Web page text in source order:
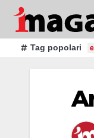
Salta
contenutoTag popolari